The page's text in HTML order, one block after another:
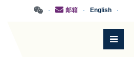
·
English
·
邮箱
·